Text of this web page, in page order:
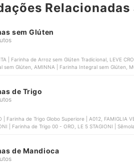
Relacionadas
sem Glúten
| Farinha de Arroz sem Glúten Tradicional, LEVE
sem Glúten, AMINNA | Farinha Integral sem Glúten,
de Trigo
| Farinha de Trigo Globo Superiore | A012, FAMIGLIA
| Farinha de Trigo 00 - ORO, LE 5 STAGIONI |
de Mandioca